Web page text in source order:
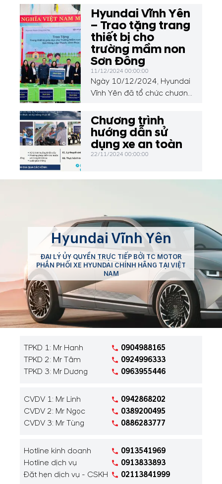
Hyundai Vĩnh Yên
– Trao tặng trang
thiết bị cho
trường mầm non
Sơn Đông
11/12/2024 00:00:00
Ngày 10/12/2024, Hyundai
Vĩnh Yên đã tổ chức chương
trao tặng 50 chiếc bàn học,
01 loa, 30 bộ đồ dùng học
liệu và đồ chơi cho các em
học sinh tại Trường Mầm
Chương trình
hướng dẫn sử
dụng xe an toàn
22/11/2024 00:00:00
Hyundai Vĩnh Yên
ĐẠI LÝ ỦY QUYỀN TRỰC TIẾP BỞI TC MOTOR
PHÂN PHỐI XE HYUNDAI CHÍNH HÃNG TẠI VIỆT
NAM
TPKD 1: Mr Hanh
TPKD 2: Mr Tâm
TPKD 3: Mr Dương
0904988165
0924996333
0963955446
CVDV 1: Mr Linh
CVDV 2: Mr Ngọc
CVDV 3: Mr Tùng
0942868202
0389200495
0886283777
Hotline kinh doanh
Hotline dịch vụ
Đặt hẹn dịch vụ - CSKH
0913541969
0913833893
02113841999